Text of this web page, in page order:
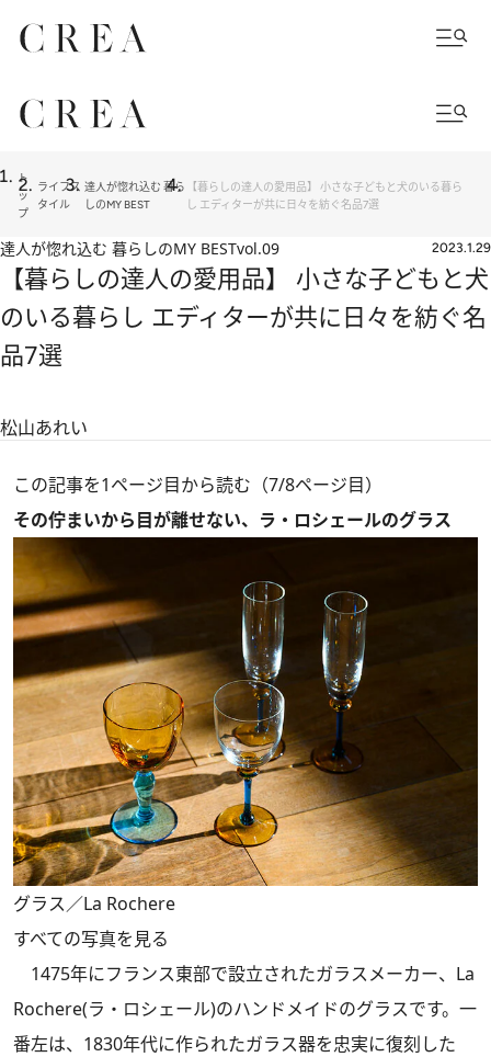
ト
ッ
プ
ライフス
タイル
達人が惚れ込む 暮ら
しのMY BEST
【暮らしの達人の愛用品】 小さな子どもと犬のいる暮ら
し エディターが共に日々を紡ぐ名品7選
達人が惚れ込む 暮らしのMY BESTvol.09 2023.1.29
【暮らしの達人の愛用品】 小さな子どもと犬
のいる暮らし エディターが共に日々を紡ぐ名
品7選
松山あれい
この記事を1ページ目から読む（7/8ページ目）
その佇まいから目が離せない、ラ・ロシェールのグラス
グラス／La Rochere
すべての写真を見る
1475年にフランス東部で設立されたガラスメーカー、La
Rochere(ラ・ロシェール)のハンドメイドのグラスです。一
番左は、1830年代に作られたガラス器を忠実に復刻した